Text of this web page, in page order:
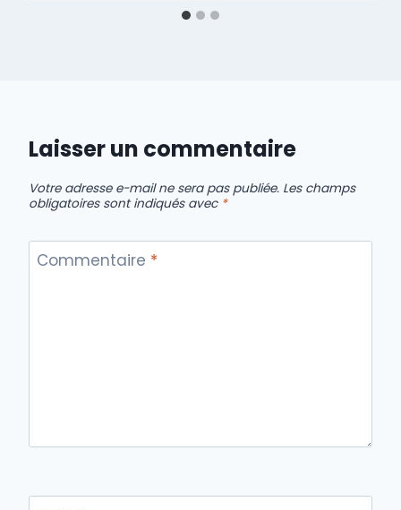
Laisser un commentaire
Votre adresse e-mail ne sera pas publiée. Les champs
obligatoires sont indiqués avec *
Commentaire *